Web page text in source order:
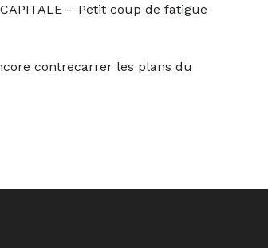
CAPITALE – Petit coup de fatigue
contrecarrer les plans du